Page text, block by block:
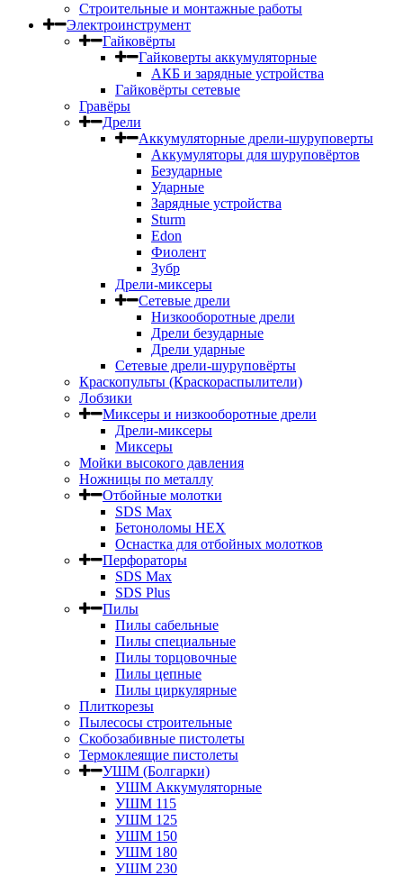
Строительные и монтажные работы
Электроинструмент
Гайковёрты
Гайковерты аккумуляторные
АКБ и зарядные устройства
Гайковёрты сетевые
Гравёры
Дрели
Аккумуляторные дрели-шуруповерты
Аккумуляторы для шуруповёртов
Безударные
Ударные
Зарядные устройства
Sturm
Edon
Фиолент
Зубр
Дрели-миксеры
Сетевые дрели
Низкооборотные дрели
Дрели безударные
Дрели ударные
Сетевые дрели-шуруповёрты
Краскопульты (Краскораспылители)
Лобзики
Миксеры и низкооборотные дрели
Дрели-миксеры
Миксеры
Мойки высокого давления
Ножницы по металлу
Отбойные молотки
SDS Max
Бетоноломы HEX
Оснастка для отбойных молотков
Перфораторы
SDS Max
SDS Plus
Пилы
Пилы сабельные
Пилы специальные
Пилы торцовочные
Пилы цепные
Пилы циркулярные
Плиткорезы
Пылесосы строительные
Скобозабивные пистолеты
Термоклеящие пистолеты
УШМ (Болгарки)
УШМ Аккумуляторные
УШМ 115
УШМ 125
УШМ 150
УШМ 180
УШМ 230